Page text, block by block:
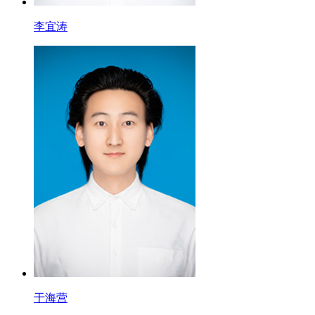
李宜涛
于海营